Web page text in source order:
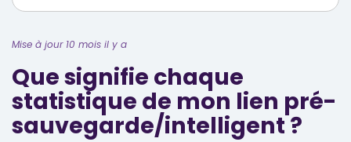
Mise à jour 10 mois il y a
Que signifie chaque
statistique de mon lien pré-
sauvegarde/intelligent ?